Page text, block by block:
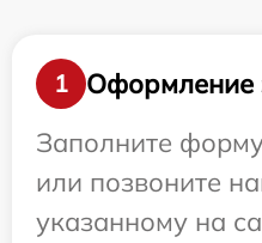
1
Оформление
Заполните
или позвоните
указанному на